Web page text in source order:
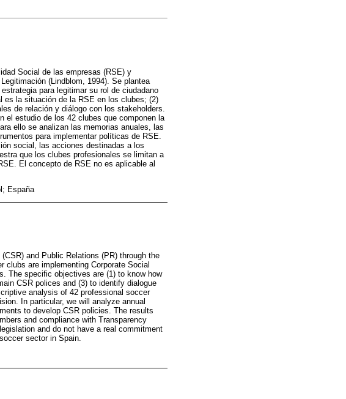
Social de las empresas (RSE) y
(Lindblom, 1994). Se plantea
para legitimar su rol de ciudadano
es la situación de la RSE en los clubes; (2)
de relación y diálogo con los stakeholders.
el estudio de los 42 clubes que componen la
ello se analizan las memorias anuales, las
para implementar políticas de RSE.
social, las acciones destinadas a los
que los clubes profesionales se limitan a
El concepto de RSE no es aplicable al
España
and Public Relations (PR) through the
clubs are implementing Corporate Social
The specific objectives are (1) to know how
CSR polices and (3) to identify dialogue
analysis of 42 professional soccer
In particular, we will analyze annual
to develop CSR policies. The results
and compliance with Transparency
and do not have a real commitment
sector in Spain.